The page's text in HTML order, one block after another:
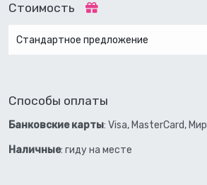
Стоимость
Стандартное предложение
Способы оплаты
Банковские карты: Visa, MasterCard, Мир
Наличные: гиду на месте